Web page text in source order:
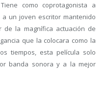
como coprotagonista a
un joven escritor mantenido
la magnífica actuación de
que la colocara como la
tiempos, esta película solo
banda sonora y a la mejor